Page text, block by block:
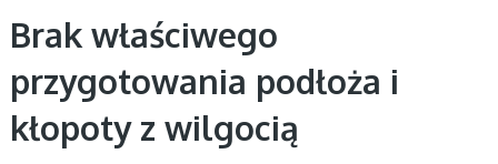
Brak właściwego
przygotowania podłoża i
kłopoty z wilgocią